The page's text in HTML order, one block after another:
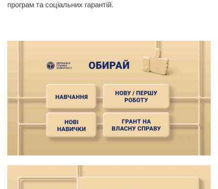
програм та соціальних гарантій.